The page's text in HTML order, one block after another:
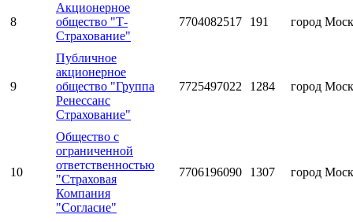
8
Акционерное
общество "Т-
Страхование"
7704082517 191 город
9
Публичное
акционерное
общество "Группа
Ренессанс
Страхование"
7725497022 1284 город
10
Общество с
ограниченной
ответственностью
"Страховая
Компания
"Согласие"
7706196090 1307 город